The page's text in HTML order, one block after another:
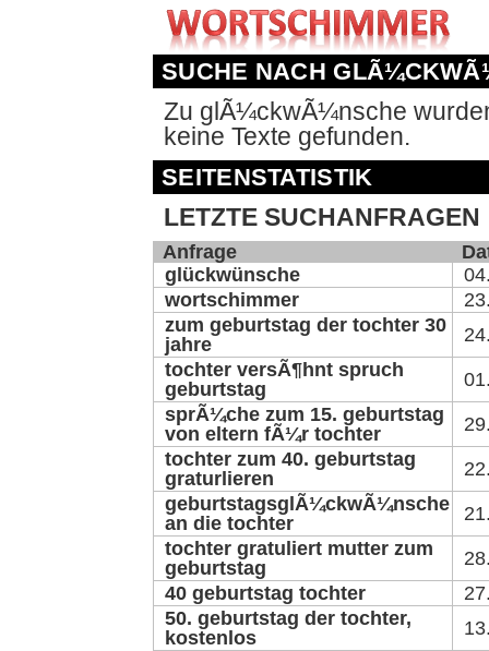
SUCHE NACH
Zu glÃ¼ckwÃ¼nsche
keine Texte gefunden.
SEITENSTATISTIK
LETZTE SUCHANFRAGEN
Anfrage
glückwünsche
wortschimmer
zum geburtstag der tochter 30
jahre
tochter versÃ¶hnt spruch
geburtstag
sprÃ¼che zum 15. geburtstag
von eltern fÃ¼r tochter
tochter zum 40. geburtstag
graturlieren
geburtstagsglÃ¼ckwÃ¼nsche
an die tochter
tochter gratuliert mutter zum
geburtstag
40 geburtstag tochter
50. geburtstag der tochter,
kostenlos